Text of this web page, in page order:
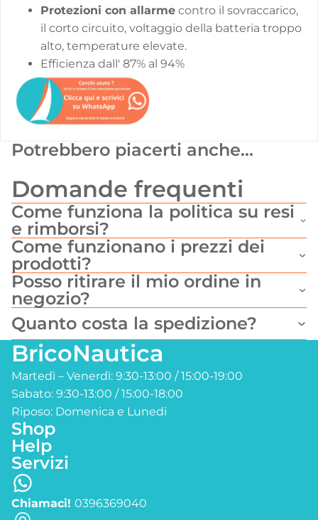
Protezioni con allarme contro il sovraccarico,
il corto circuito, voltaggio della batteria troppo
alto, temperature elevate.
Efficienza dall' 87% al 94%
Potrebbero piacerti anche...
Domande frequenti
Come funziona la politica su resi
e rimborsi?
Come funzionano i prezzi dei
prodotti?
Posso ritirare il mio ordine in
negozio?
Quanto costa la spedizione?
BricoNautica
Martedì – Venerdì: 9:30-13:00 / 15:00-19:00
Sabato: 9:30-13:00 / 15:00-18:00
Riposo: Domenica e Lunedi
Shop
Help
Servizi
Chiamaci! 0396369040